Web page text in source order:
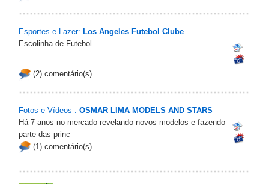
Esportes e Lazer: Los Angeles Futebol Clube
Escolinha de Futebol.
(2) comentário(s)
Fotos e Vídeos : OSMAR LIMA MODELS AND STARS
Há 7 anos no mercado revelando novos modelos e fazendo
parte das princ
(1) comentário(s)